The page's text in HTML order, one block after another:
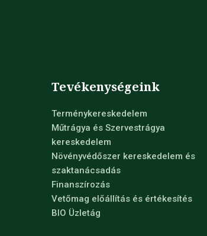
Tevékenységeink
Terménykereskedelem
Műtrágya és Szervestrágya
kereskedelem
Növényvédőszer kereskedelem és
szaktanácsadás
Finanszírozás
Vetőmag előállítás és értékesítés
BIO Üzletág